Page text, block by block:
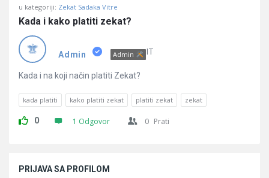
Latest
Pitanja
u kategoriji: Zekat Sadaka Vitre
Kada i kako platiti zekat?
Admin Admin IT
Kada i na koji način platiti Zekat?
kada platiti kako platiti zekat platiti zekat zekat
0 1 Odgovor 0 Prati
PRIJAVA SA PROFILOM